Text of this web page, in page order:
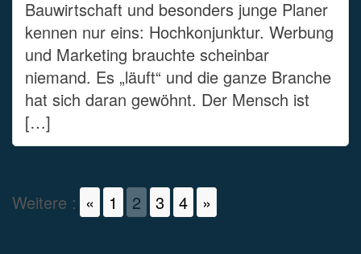
Bauwirtschaft und besonders junge Planer
kennen nur eins: Hochkonjunktur. Werbung
und Marketing brauchte scheinbar
niemand. Es „läuft“ und die ganze Branche
hat sich daran gewöhnt. Der Mensch ist
[…]
Weitere : « 1 2 3 4 »